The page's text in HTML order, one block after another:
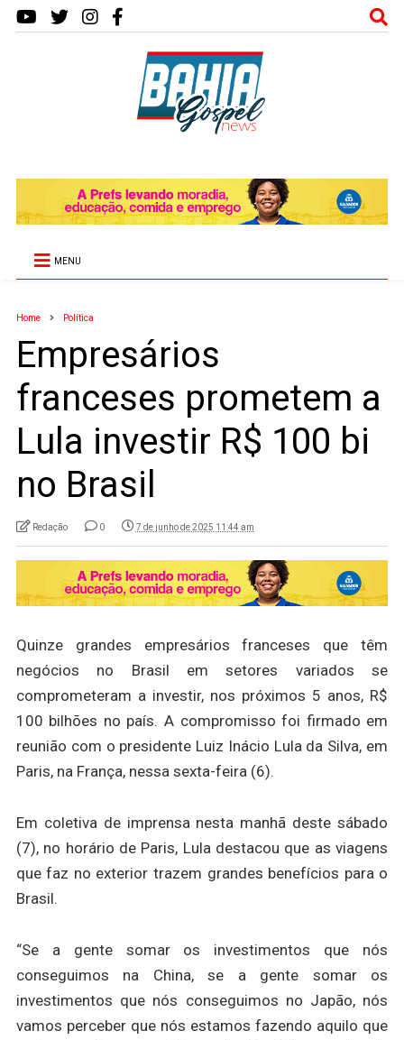
MENU
Home Política
Empresários
franceses prometem a
Lula investir R$ 100 bi
no Brasil
Redação 0 7 de junho de 2025 11:44 am
Quinze grandes empresários franceses que têm
negócios no Brasil em setores variados se
comprometeram a investir, nos próximos 5 anos, R$
100 bilhões no país. A compromisso foi firmado em
reunião com o presidente Luiz Inácio Lula da Silva, em
Paris, na França, nessa sexta-feira (6).
Em coletiva de imprensa nesta manhã deste sábado
(7), no horário de Paris, Lula destacou que as viagens
que faz no exterior trazem grandes benefícios para o
Brasil.
“Se a gente somar os investimentos que nós
conseguimos na China, se a gente somar os
investimentos que nós conseguimos no Japão, nós
vamos perceber que nós estamos fazendo aquilo que